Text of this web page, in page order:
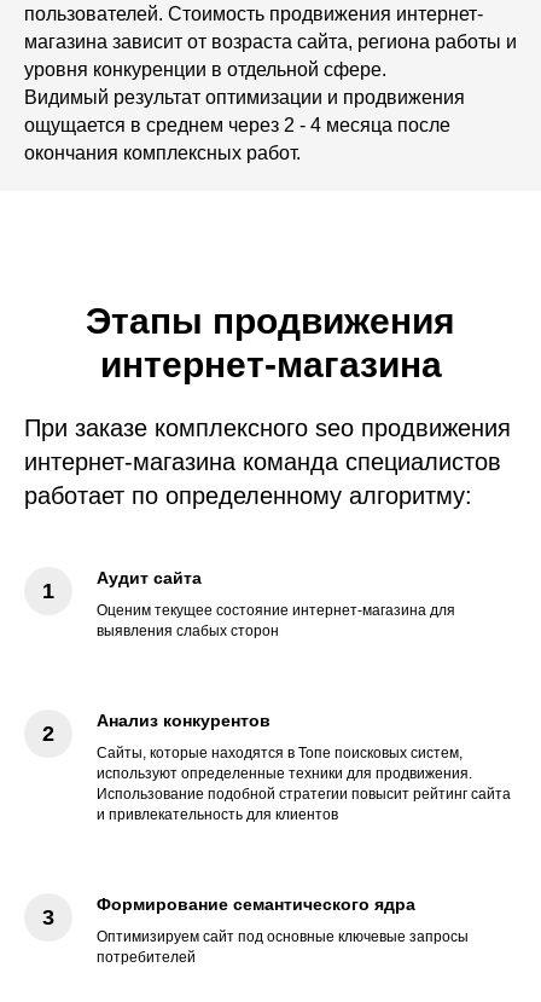
пользователей. Стоимость продвижения интернет-
магазина зависит от возраста сайта, региона работы и
уровня конкуренции в отдельной сфере.
Видимый результат оптимизации и продвижения
ощущается в среднем через 2 - 4 месяца после
окончания комплексных работ.
Этапы продвижения
интернет-магазина
При заказе комплексного seo продвижения
интернет-магазина команда специалистов
работает по определенному алгоритму:
Аудит сайта
Оценим текущее состояние интернет-магазина для
выявления слабых сторон
Анализ конкурентов
Сайты, которые находятся в Топе поисковых систем,
используют определенные техники для продвижения.
Использование подобной стратегии повысит рейтинг сайта
и привлекательность для клиентов
Формирование семантического ядра
Оптимизируем сайт под основные ключевые запросы
потребителей